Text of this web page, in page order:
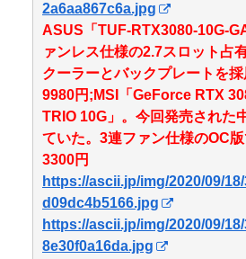
2a6aa867c6a.jpg
ASUS「TUF-RTX3080-10G-
ァンレス仕様の2.7スロット占
クーラーとバックプレートを
9980円;MSI「GeForce RTX
TRIO 10G」。今回発売された
ていた。3連ファン仕様のOC
3300円
https://ascii.jp/img/2020/09/
d09dc4b5166.jpg
https://ascii.jp/img/2020/09/
8e30f0a16da.jpg